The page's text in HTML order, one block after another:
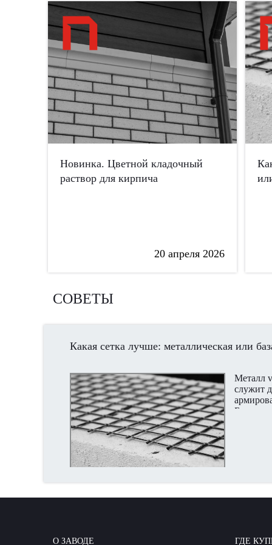
Новинка. Цветной кладочный
раствор для кирпича
20 апреля 2026
СОВЕТЫ
Какая сетка лучше: металлическая или
Металл
служит
О ЗАВОДЕ ГДЕ